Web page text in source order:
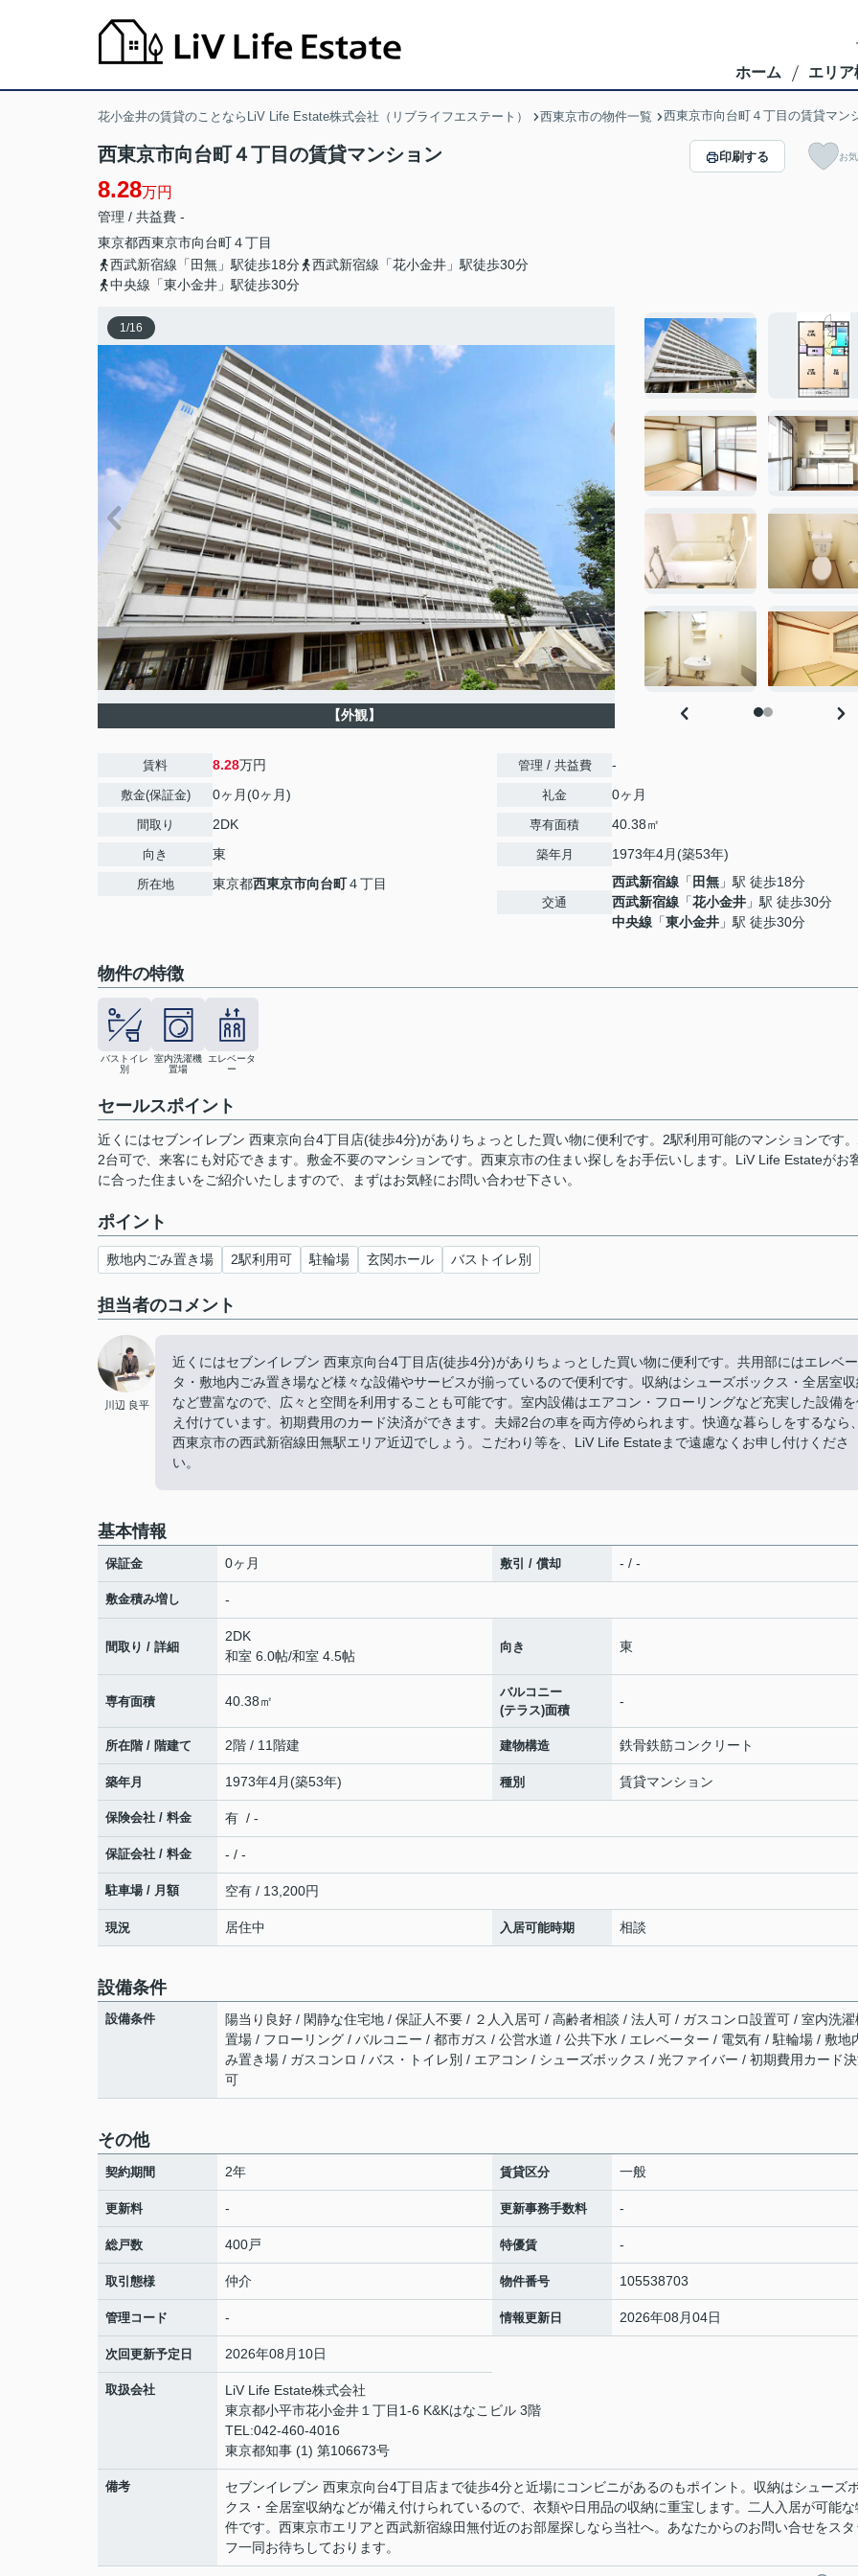
ホーム エリア
花小金井の賃貸のことならLiV Life Estate株式会社（リブライフエステート） 西東京市の物件一覧 西東京市向台町４丁目の賃貸マン
西東京市向台町４丁目の賃貸マンション
8.28万円
管理 / 共益費 -
東京都西東京市向台町４丁目
西武新宿線「田無」駅徒歩18分
西武新宿線「花小金井」駅徒歩30分
中央線「東小金井」駅徒歩30分
印刷する お
1/16
【外観】
賃料 8.28万円
敷金(保証金) 0ヶ月(0ヶ月)
間取り 2DK
向き 東
所在地 東京都西東京市向台町４丁目
管理 / 共益費 -
礼金 0ヶ月
専有面積 40.38㎡
築年月 1973年4月(築53年)
交通
西武新宿線 「 田無 」駅 徒歩18分
西武新宿線 「花小金井 」駅 徒歩30分
中央線 「東小金井 」駅 徒歩30分
物件の特徴
バストイレ
別
室内洗濯機
置場
エレベータ
ー
セールスポイント
近くにはセブンイレブン 西東京向台4丁目店(徒歩4分)がありちょっとした買い物に便利です。2駅利用可能のマンションです
2台可で、来客にも対応できます。敷金不要のマンションです。西東京市の住まい探しをお手伝いします。LiV Life Estateがお
に合った住まいをご紹介いたしますので、まずはお気軽にお問い合わせ下さい。
ポイント
敷地内ごみ置き場 2駅利用可 駐輪場 玄関ホール バストイレ別
担当者のコメント
川辺 良平
近くにはセブンイレブン 西東京向台4丁目店(徒歩4分)がありちょっとした買い物に便利です。共用部にはエレベー
タ・敷地内ごみ置き場など様々な設備やサービスが揃っているので便利です。収納はシューズボックス・全居室収
など豊富なので、広々と空間を利用することも可能です。室内設備はエアコン・フローリングなど充実した設備
え付けています。初期費用のカード決済ができます。夫婦2台の車を両方停められます。快適な暮らしをするなら、
西東京市の西武新宿線田無駅エリア近辺でしょう。こだわり等を、LiV Life Estateまで遠慮なくお申し付けくださ
い。
基本情報
保証金 0ヶ月 敷引 / 償却 - / -
敷金積み増し -
間取り / 詳細
2DK
和室 6.0帖/和室 4.5帖
向き 東
専有面積 40.38㎡
バルコニー
(テラス)面積
-
所在階 / 階建て 2階 / 11階建 建物構造 鉄骨鉄筋コンクリート
築年月 1973年4月(築53年) 種別 賃貸マンション
保険会社 / 料金 有 / -
保証会社 / 料金 - / -
駐車場 / 月額 空有 / 13,200円
現況 居住中 入居可能時期 相談
設備条件
設備条件
陽当り良好 / 閑静な住宅地 / 保証人不要 / ２人入居可 / 高齢者相談 / 法人可 / ガスコンロ設置可 / 室内洗濯
置場 / フローリング / バルコニー / 都市ガス / 公営水道 / 公共下水 / エレベーター / 電気有 / 駐輪場 / 敷地
み置き場 / ガスコンロ / バス・トイレ別 / エアコン / シューズボックス / 光ファイバー / 初期費用カード
可
その他
契約期間 2年 賃貸区分 一般
更新料 - 更新事務手数料 -
総戸数 400戸 特優賃 -
取引態様 仲介 物件番号 105538703
管理コード - 情報更新日 2026年08月04日
次回更新予定日 2026年08月10日
取扱会社
LiV Life Estate株式会社
東京都小平市花小金井１丁目1-6 K&Kはなこビル 3階
TEL:042-460-4016
東京都知事 (1) 第106673号
備考
セブンイレブン 西東京向台4丁目店まで徒歩4分と近場にコンビニがあるのもポイント。収納はシューズ
クス・全居室収納などが備え付けられているので、衣類や日用品の収納に重宝します。二人入居が可能な
件です。西東京市エリアと西武新宿線田無付近のお部屋探しなら当社へ。あなたからのお問い合せをスタ
フ一同お待ちしております。